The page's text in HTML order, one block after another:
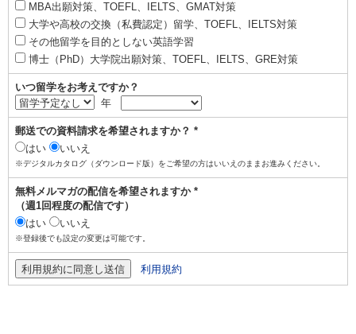
MBA出願対策、TOEFL、IELTS、GMAT対策
大学や高校の交換（私費認定）留学、TOEFL、IELTS対策
その他留学を目的としない英語学習
博士（PhD）大学院出願対策、TOEFL、IELTS、GRE対策
いつ留学をお考えですか？
年
郵送での資料請求を希望されますか？ *
はい
いいえ
※デジタルカタログ（ダウンロード版）をご希望の方はいいえのままお進みください。
無料メルマガの配信を希望されますか *
（週1回程度の配信です）
はい
いいえ
※登録後でも設定の変更は可能です。
利用規約